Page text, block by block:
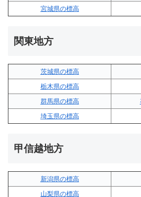
宮城県の標高
関東地方
茨城県の標高
栃木県の標高
群馬県の標高
埼玉県の標高
甲信越地方
新潟県の標高
山梨県の標高